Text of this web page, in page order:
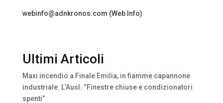
webinfo@adnkronos.com (Web Info)
Ultimi Articoli
Maxi incendio a Finale Emilia, in fiamme capannone
industriale. L’Ausl: “Finestre chiuse e condizionatori
spenti”